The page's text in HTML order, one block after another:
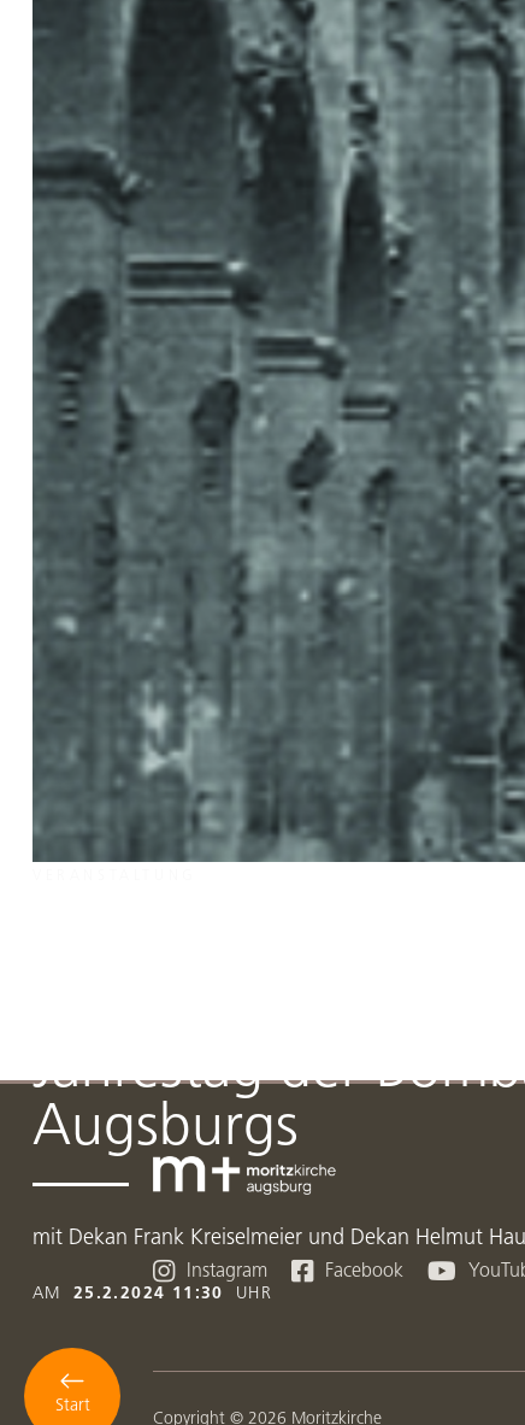
Start
Jahrestag der
Augsburgs
mit Dekan Frank Kreiselmeier und Dekan Helmut
AM 25.2.2024 11:30 UHR
 Instagram  Facebook 
Copyright © 2026 Moritzkirche